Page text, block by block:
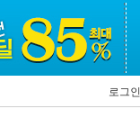
로그인